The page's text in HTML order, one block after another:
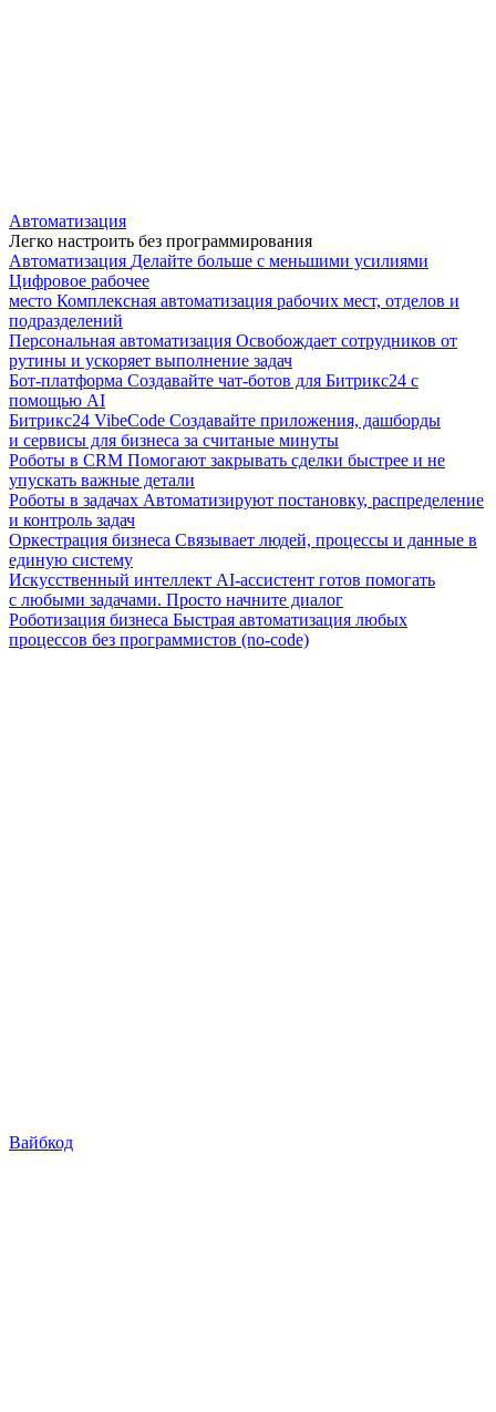
Автоматизация
Легко настроить без программирования
Автоматизация Делайте больше с меньшими усилиями
Цифровое рабочее
место Комплексная автоматизация рабочих мест, отделов и
подразделений
Персональная автоматизация Освобождает сотрудников от
рутины и ускоряет выполнение задач
Бот-платформа Создавайте чат-ботов для Битрикс24 с
помощью AI
Битрикс24 VibeCode Создавайте приложения, дашборды
и сервисы для бизнеса за считаные минуты
Роботы в CRM Помогают закрывать сделки быстрее и не
упускать важные детали
Роботы в задачах Автоматизируют постановку, распределение
и контроль задач
Оркестрация бизнеса Связывает людей, процессы и данные в
единую систему
Искусственный интеллект AI-ассистент готов помогать
с любыми задачами. Просто начните диалог
Роботизация бизнеса Быстрая автоматизация любых
процессов без программистов (no-code)
Вайбкод